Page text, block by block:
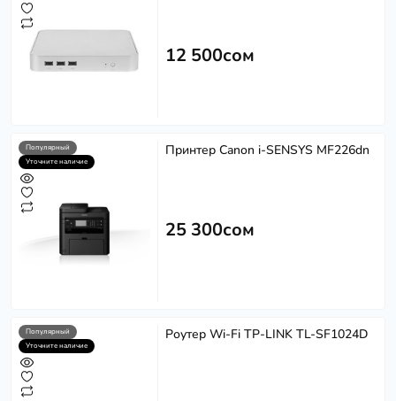
12 500сом
Популярный
Уточните наличие
Принтер Canon i-SENSYS MF226dn
25 300сом
Популярный
Уточните наличие
Роутер Wi-Fi TP-LINK TL-SF1024D